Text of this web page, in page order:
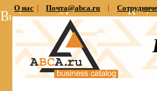
О нас Почта@abca.ru